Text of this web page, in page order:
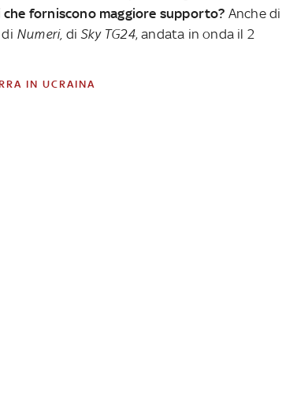
che forniscono maggiore supporto? Anche di
Numeri, diSky TG24, andata in onda il 2
IN UCRAINA